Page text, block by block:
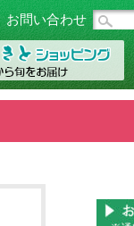
お問い合わせ